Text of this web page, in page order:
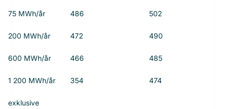
75 MWh/år 486 502
200 MWh/år 472 490
600 MWh/år 466 485
1 200 MWh/år 354 474
exklusive